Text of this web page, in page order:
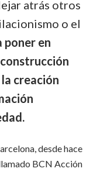
atrás otros
o el
poner en
creación
​​desde hace
BCN Acción